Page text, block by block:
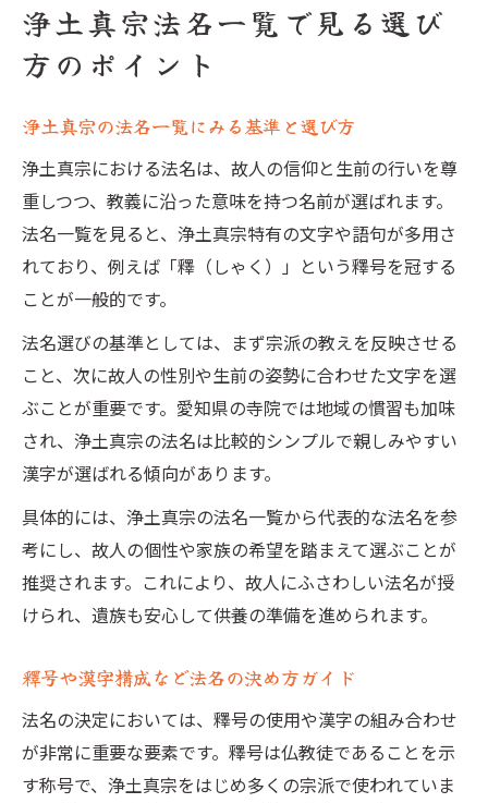
浄土真宗法名一覧で見る選び
方のポイント
浄土真宗の法名一覧にみる基準と選び方
浄土真宗における法名は、故人の信仰と生前の行いを尊
重しつつ、教義に沿った意味を持つ名前が選ばれます。
法名一覧を見ると、浄土真宗特有の文字や語句が多用さ
れており、例えば「釋（しゃく）」という釋号を冠する
ことが一般的です。
法名選びの基準としては、まず宗派の教えを反映させる
こと、次に故人の性別や生前の姿勢に合わせた文字を選
ぶことが重要です。愛知県の寺院では地域の慣習も加味
され、浄土真宗の法名は比較的シンプルで親しみやすい
漢字が選ばれる傾向があります。
具体的には、浄土真宗の法名一覧から代表的な法名を参
考にし、故人の個性や家族の希望を踏まえて選ぶことが
推奨されます。これにより、故人にふさわしい法名が授
けられ、遺族も安心して供養の準備を進められます。
釋号や漢字構成など法名の決め方ガイド
法名の決定においては、釋号の使用や漢字の組み合わせ
が非常に重要な要素です。釋号は仏教徒であることを示
す称号で、浄土真宗をはじめ多くの宗派で使われていま